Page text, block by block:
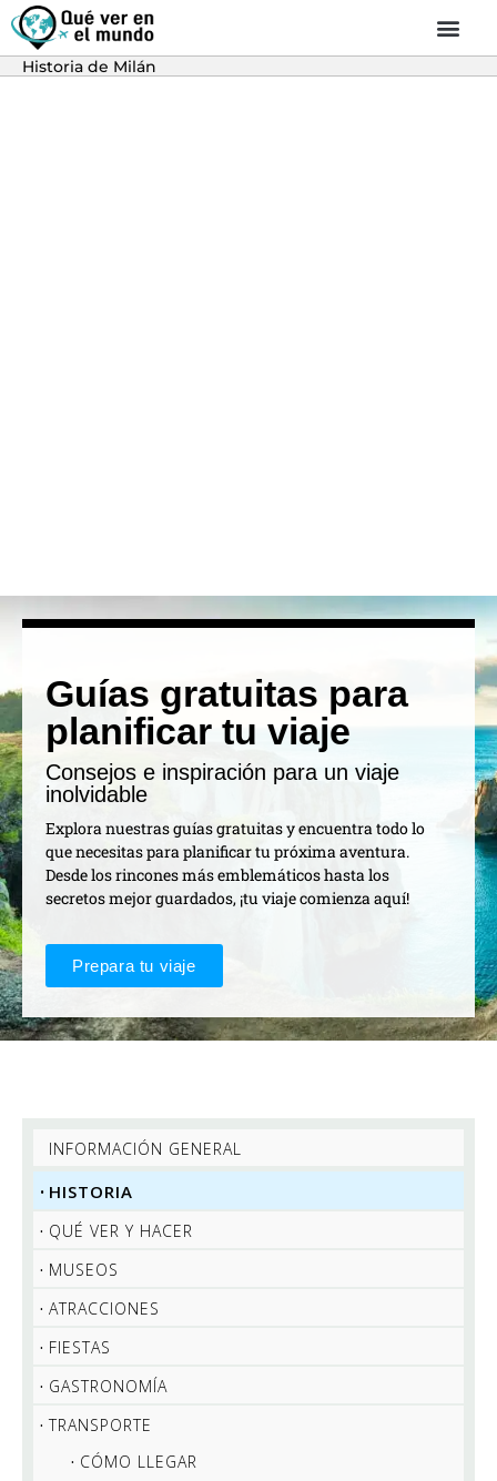
Historia de Milán
Guías gratuitas para
planificar tu viaje
Consejos e inspiración para un viaje
inolvidable
Explora nuestras guías gratuitas y encuentra todo lo
que necesitas para planificar tu próxima aventura.
Desde los rincones más emblemáticos hasta los
secretos mejor guardados, ¡tu viaje comienza aquí!
Prepara tu viaje
INFORMACIÓN GENERAL
HISTORIA
QUÉ VER Y HACER
MUSEOS
ATRACCIONES
FIESTAS
GASTRONOMÍA
TRANSPORTE
CÓMO LLEGAR